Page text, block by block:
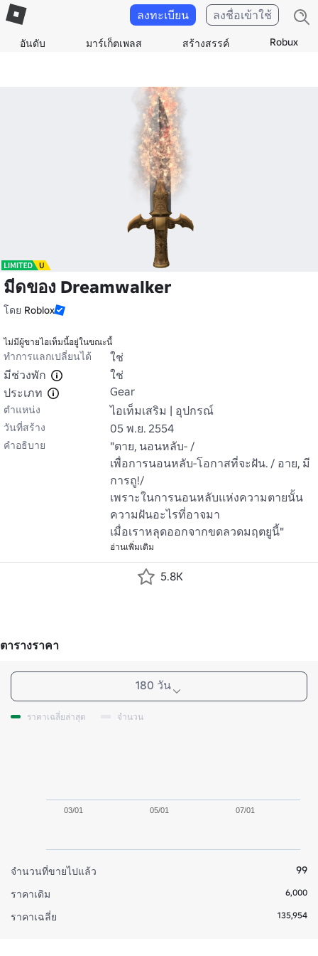
อันดับ มาร์เก็ตเพลส สร้างสรรค์ Robux
ลงทะเบียน ลงชื่อเข้าใช้
มีดของ Dreamwalker
โดย Roblox
ไม่มีผู้ขายไอเท็มนี้อยู่ในขณะนี้
ทำการแลกเปลี่ยนได้
ใช่
มีช่วงพัก
ใช่
ประเภท
Gear
ตำแหน่ง ไอเท็มเสริม | อุปกรณ์
วันที่สร้าง 05 พ.ย. 2554
คำอธิบาย
"ตาย, นอนหลับ- /
เพื่อการนอนหลับ-โอกาสที่จะฝัน. / อาย, มี
การถู!/
เพราะในการนอนหลับแห่งความตายนั้น
ความฝันอะไรที่อาจมา
เมื่อเราหลุดออกจากขดลวดมฤตยูนี้"
อ่านเพิ่มเติม
5.8K
ตารางราคา
180 วัน
ราคาเฉลี่ยล่าสุด จำนวน
03/01 05/01 07/01
จำนวนที่ขายไปแล้ว
99
ราคาเดิม
6,000
ราคาเฉลี่ย 135,954